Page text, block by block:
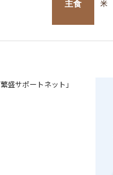
主食 米
盛サポートネット」